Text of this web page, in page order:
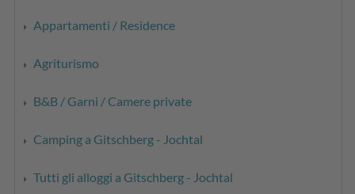
Appartamenti / Residence
Agriturismo
B&B / Garni / Camere private
Camping a Gitschberg - Jochtal
Tutti gli alloggi a Gitschberg - Jochtal